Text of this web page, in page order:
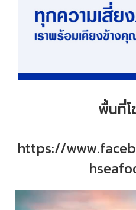
พื้นที่
https://